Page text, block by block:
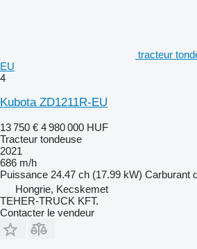
tracteur
EU
4
Kubota ZD1211R-EU
13 750 € 4 980 000 HUF
Tracteur tondeuse
2021
686 m/h
Puissance 24.47 ch (17.99 kW) Carburant
Hongrie, Kecskemet
TEHER-TRUCK KFT.
Contacter le vendeur